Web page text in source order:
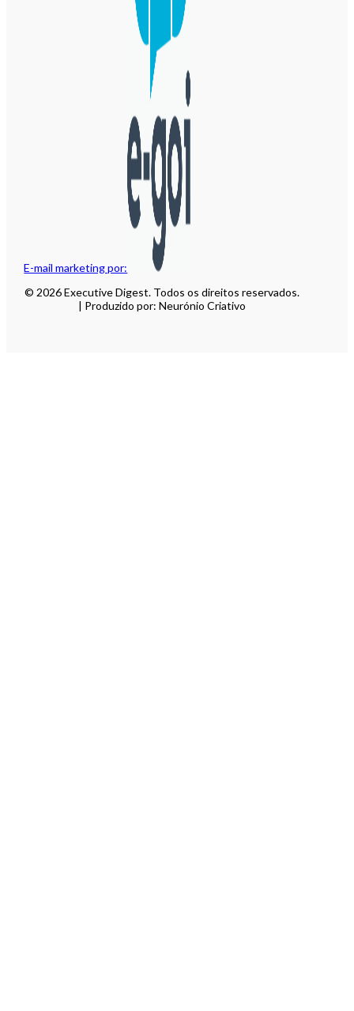
E-mail marketing por:
© 2026 Executive Digest. Todos os direitos reservados.
| Produzido por: Neurónio Criativo